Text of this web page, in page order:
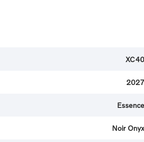
XC40
2027
Essence
Noir Onyx